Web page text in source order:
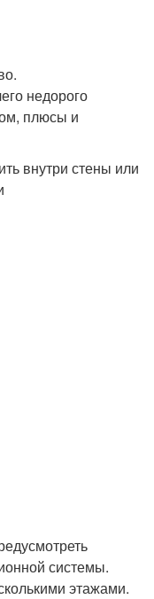
внутри стены или
системы.
этажами.